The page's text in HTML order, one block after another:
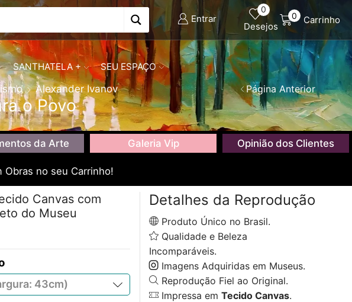
Entrar
0
Desejos
0 Carrinho
SANTHATELA + SEU ESPAÇO
Alexander Ivanov
o Povo
Página Anterior
da Arte Galeria Vip Opinião dos Clientes
Obras no seu Carrinho!
Canvas com
do Museu
Detalhes da Reprodução
Produto Único no Brasil.
Qualidade e Beleza
Incomparáveis.
Imagens Adquiridas em Museus.
Reprodução Fiel ao Original.
Impressa em Tecido Canvas.